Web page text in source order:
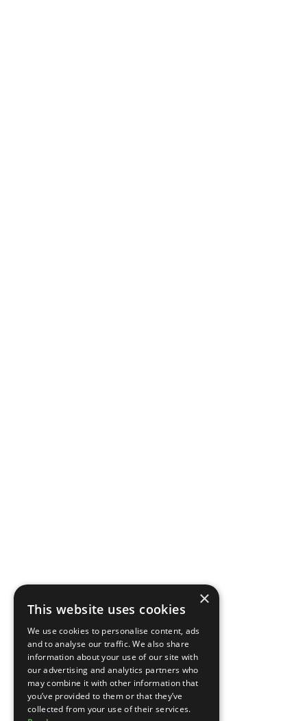
×
This website uses cookies
We use cookies to personalise content, ads
and to analyse our traffic. We also share
information about your use of our site with
our advertising and analytics partners who
may combine it with other information that
you’ve provided to them or that they’ve
collected from your use of their services.